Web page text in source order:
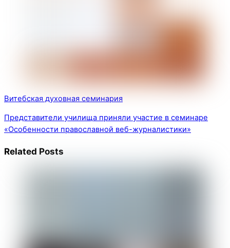
Витебская духовная семинария
Представители училища приняли участие в семинаре
«Особенности православной веб-журналистики»
Related Posts